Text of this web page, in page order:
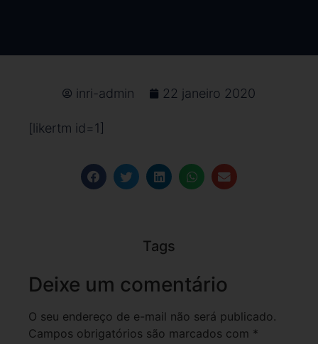
inri-admin 22 janeiro 2020
[likertm id=1]
Tags
Deixe um comentário
O seu endereço de e-mail não será publicado.
Campos obrigatórios são marcados com *